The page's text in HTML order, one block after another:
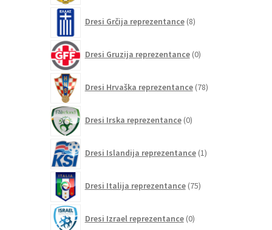
Dresi Grčija reprezentance 8izdelkov
Dresi Gruzija reprezentance 0izdelkov
Dresi Hrvaška reprezentance 78izdelkov
Dresi Irska reprezentance 0izdelkov
Dresi Islandija reprezentance 1izdelek
Dresi Italija reprezentance 75izdelkov
Dresi Izrael reprezentance 0izdelkov